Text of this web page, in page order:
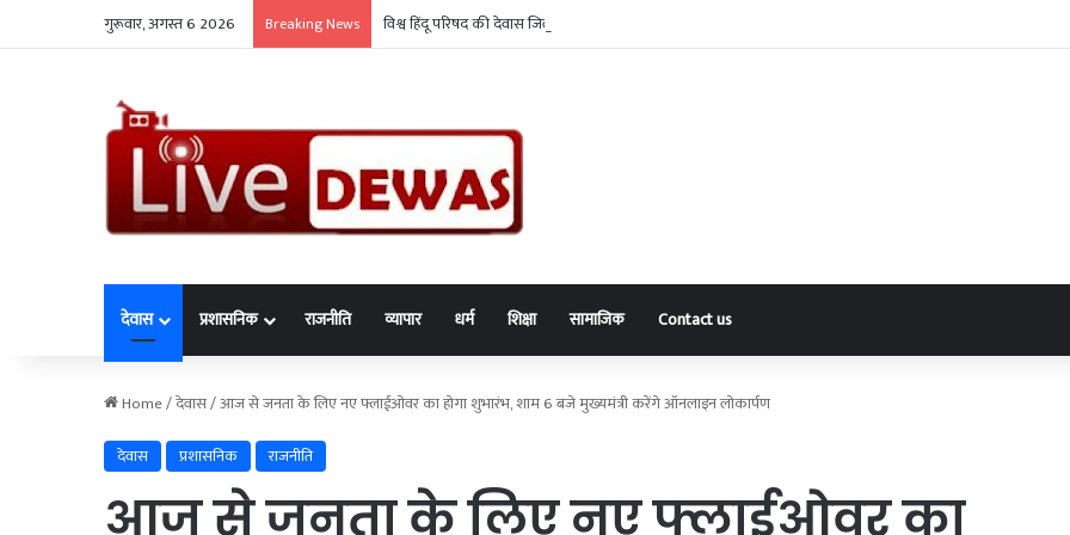
गुरूवार, अगस्त 6 2026 Breaking News विश्व हिंदू परिषद की देवास जिला कार्यकारिणी घोषित, संदीप चौबे बने जिलाध्यक्ष
देवास प्रशासनिक राजनीति व्यापार धर्म शिक्षा सामाजिक Contact us
Home/देवास/आज से जनता के लिए नए फ्लाईओवर का होगा शुभारंभ, शाम 6 बजे मुख्यमंत्री करेंगे ऑनलाइन लोकार्पण
देवास
प्रशासनिक राजनीति
आज से जनता के लिए नए फ्लाईओवर का